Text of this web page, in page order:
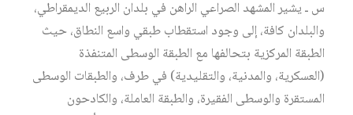
س ـ يشير المشهد الصراعي الراهن في بلدان الربيع الديمقراطي،
والبلدان كافة، إلى وجود استقطاب طبقي واسع النطاق، حيث
الطبقة المركزية بتحالفها مع الطبقة الوسطى المتنفذة
(العسكرية، والمدنية، والتقليدية) في طرف، والطبقات الوسطى
المستقرة والوسطى الفقيرة، والطبقة العاملة، والكادحون